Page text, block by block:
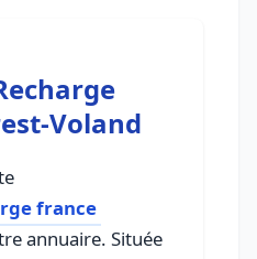
Voland
france
annuaire. Située